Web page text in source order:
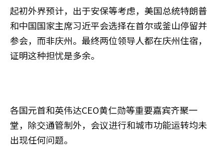
起初外界预计，出于安保等考虑，美国总统特朗普
和中国国家主席习近平会选择在首尔或釜山停留并
参会，而非庆州。最终两位领导人都在庆州住宿，
证明这种担忧是多余。
各国元首和英伟达CEO黄仁勋等重要嘉宾齐聚一
堂，除交通管制外，会议进行和城市功能运转均未
出现任何问题。